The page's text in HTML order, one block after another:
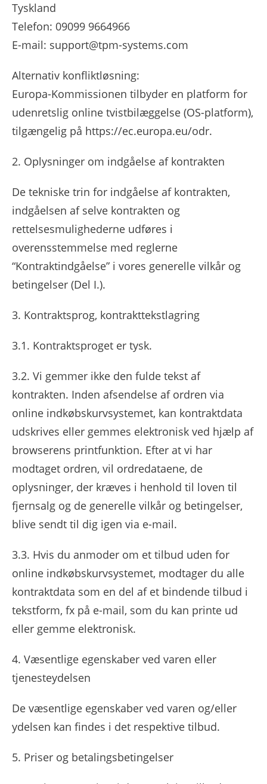
Tyskland
Telefon: 09099 9664966
E-mail: support@tpm-systems.com
Alternativ konfliktløsning:
Europa-Kommissionen tilbyder en platform for
udenretslig online tvistbilæggelse (OS-platform),
tilgængelig på https://ec.europa.eu/odr.
2. Oplysninger om indgåelse af kontrakten
De tekniske trin for indgåelse af kontrakten,
indgåelsen af ​​selve kontrakten og
rettelsesmulighederne udføres i
overensstemmelse med reglerne
“Kontraktindgåelse” i vores generelle vilkår og
betingelser (Del I.).
3. Kontraktsprog, kontrakttekstlagring
3.1. Kontraktsproget er tysk.
3.2. Vi gemmer ikke den fulde tekst af
kontrakten. Inden afsendelse af ordren via
online indkøbskurvsystemet, kan kontraktdata
udskrives eller gemmes elektronisk ved hjælp af
browserens printfunktion. Efter at vi har
modtaget ordren, vil ordredataene, de
oplysninger, der kræves i henhold til loven til
fjernsalg og de generelle vilkår og betingelser,
blive sendt til dig igen via e-mail.
3.3. Hvis du anmoder om et tilbud uden for
online indkøbskurvsystemet, modtager du alle
kontraktdata som en del af et bindende tilbud i
tekstform, fx på e-mail, som du kan printe ud
eller gemme elektronisk.
4. Væsentlige egenskaber ved varen eller
tjenesteydelsen
De væsentlige egenskaber ved varen og/eller
ydelsen kan findes i det respektive tilbud.
5. Priser og betalingsbetingelser